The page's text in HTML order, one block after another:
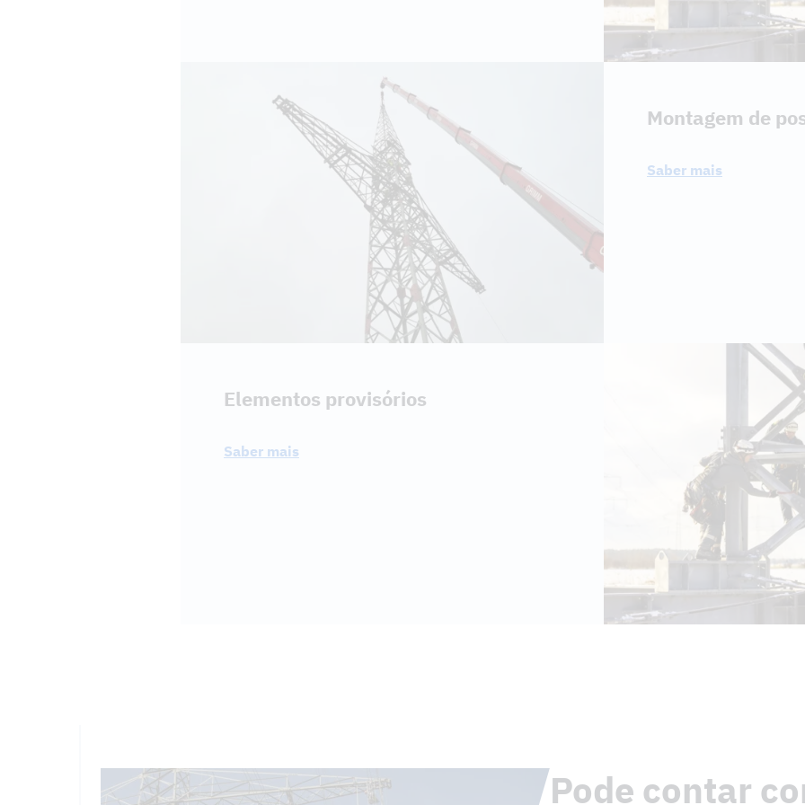
Montagem de
Saber mais
Elementos provisórios
Saber mais
Pode contar